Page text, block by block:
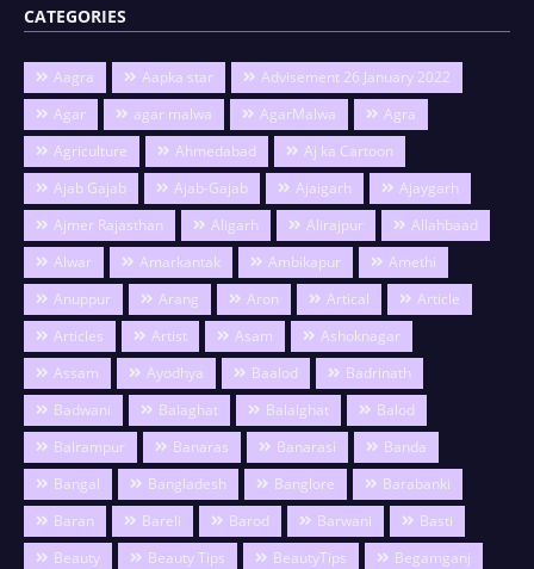
CATEGORIES
Aagra Aapka star
Advisement 26 January 2022
Agar
agar malwa AgarMalwa
Agra
Agriculture
Ahmedabad
Aj ka Cartoon
Ajab Gajab
Ajab-Gajab Ajaigarh
Ajaygarh
Ajmer Rajasthan
Aligarh Alirajpur
Allahbaad
Alwar
Amarkantak Ambikapur
Amethi
Anuppur
Arang Aron Artical
Article
Articles
Artist Asam
Ashoknagar
Assam
Ayodhya Baalod
Badrinath
Badwani
Balaghat Balalghat
Balod
Balrampur
Banaras Banarasi
Banda
Bangal
Bangladesh Banglore
Barabanki
Baran
Bareli Barod Barwani
Basti
Beauty
Beauty Tips BeautyTips
Begamganj